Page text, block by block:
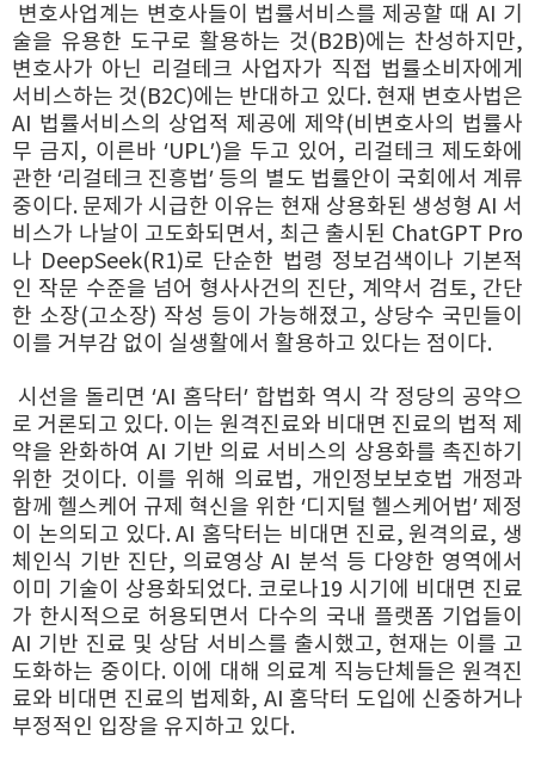
변호사업계는 변호사들이 법률서비스를 제공할 때 AI 기
술을 유용한 도구로 활용하는 것(B2B)에는 찬성하지만,
변호사가 아닌 리걸테크 사업자가 직접 법률소비자에게
서비스하는 것(B2C)에는 반대하고 있다. 현재 변호사법은
AI 법률서비스의 상업적 제공에 제약(비변호사의 법률사
무 금지, 이른바 ‘UPL’)을 두고 있어, 리걸테크 제도화에
관한 ‘리걸테크 진흥법’ 등의 별도 법률안이 국회에서 계류
중이다. 문제가 시급한 이유는 현재 상용화된 생성형 AI 서
비스가 나날이 고도화되면서, 최근 출시된 ChatGPT Pro
나 DeepSeek(R1)로 단순한 법령 정보검색이나 기본적
인 작문 수준을 넘어 형사사건의 진단, 계약서 검토, 간단
한 소장(고소장) 작성 등이 가능해졌고, 상당수 국민들이
이를 거부감 없이 실생활에서 활용하고 있다는 점이다.
시선을 돌리면 ‘AI 홈닥터’ 합법화 역시 각 정당의 공약으
로 거론되고 있다. 이는 원격진료와 비대면 진료의 법적 제
약을 완화하여 AI 기반 의료 서비스의 상용화를 촉진하기
위한 것이다. 이를 위해 의료법, 개인정보보호법 개정과
함께 헬스케어 규제 혁신을 위한 ‘디지털 헬스케어법’ 제정
이 논의되고 있다. AI 홈닥터는 비대면 진료, 원격의료, 생
체인식 기반 진단, 의료영상 AI 분석 등 다양한 영역에서
이미 기술이 상용화되었다. 코로나19 시기에 비대면 진료
가 한시적으로 허용되면서 다수의 국내 플랫폼 기업들이
AI 기반 진료 및 상담 서비스를 출시했고, 현재는 이를 고
도화하는 중이다. 이에 대해 의료계 직능단체들은 원격진
료와 비대면 진료의 법제화, AI 홈닥터 도입에 신중하거나
부정적인 입장을 유지하고 있다.